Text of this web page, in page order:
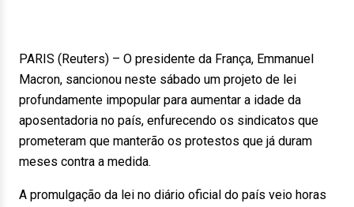
PARIS (Reuters) – O presidente da França, Emmanuel
Macron, sancionou neste sábado um projeto de lei
profundamente impopular para aumentar a idade da
aposentadoria no país, enfurecendo os sindicatos que
prometeram que manterão os protestos que já duram
meses contra a medida.
A promulgação da lei no diário oficial do país veio horas